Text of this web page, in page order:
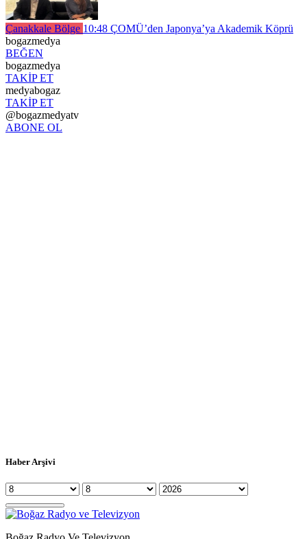
Çanakkale Bölge 10:48 ÇOMÜ’den Japonya’ya Akademik Köprü
bogazmedya
BEĞEN
bogazmedya
TAKİP ET
medyabogaz
TAKİP ET
@bogazmedyatv
ABONE OL
Haber Arşivi